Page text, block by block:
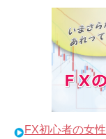
FX初心者の女